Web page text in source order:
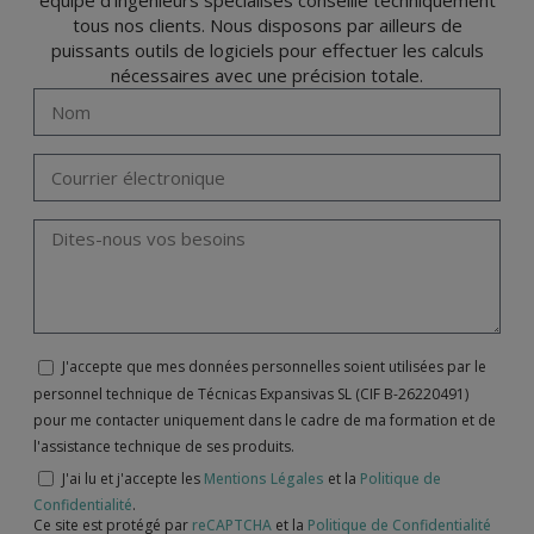
tous nos clients. Nous disposons par ailleurs de
puissants outils de logiciels pour effectuer les calculs
nécessaires avec une précision totale.
J'accepte que mes données personnelles soient utilisées par le
personnel technique de Técnicas Expansivas SL (CIF B-26220491)
pour me contacter uniquement dans le cadre de ma formation et de
l'assistance technique de ses produits.
J'ai lu et j'accepte les Mentions Légales et la Politique de
Confidentialité.
Ce site est protégé par reCAPTCHA et la Politique de Confidentialité